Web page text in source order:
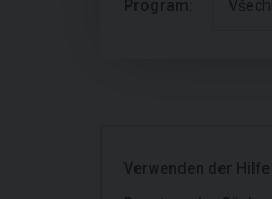
Program:
Verwenden der Hilfe